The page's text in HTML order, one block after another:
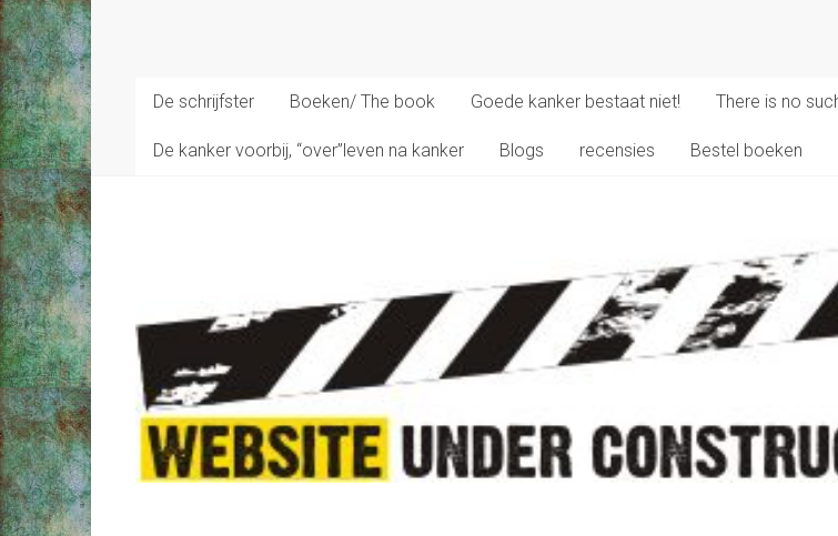
De schrijfster Boeken/ The book Goede kanker bestaat niet! There is no
De kanker voorbij, “over”leven na kanker Blogs recensies Bestel boeken